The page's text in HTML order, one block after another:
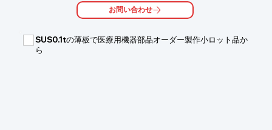
■フォトマスクが不要
■100nm以下の超微細パターンの形成が可能
お問い合わせ
SUS0.1tの薄板で医療用機器部品オーダー製作小ロット品か
ら